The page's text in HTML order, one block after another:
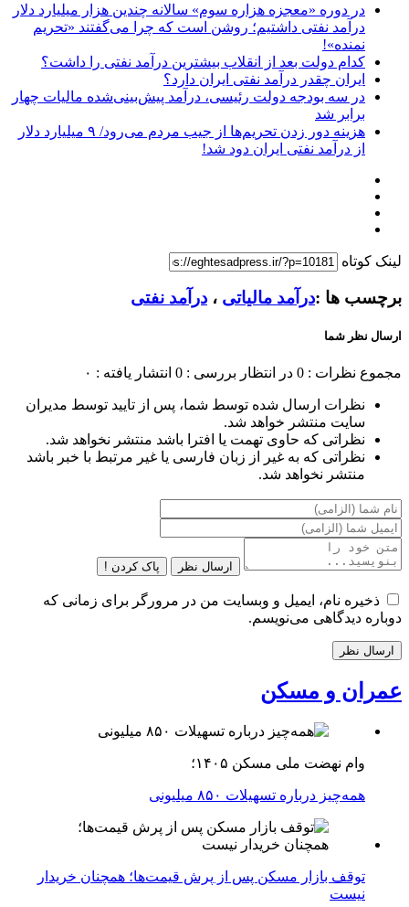
در دوره «معجزه هزاره سوم» سالانه چندین هزار میلیارد دلار
درآمد نفتی داشتیم؛ روشن است که چرا می‌گفتند «تحریم
نمنده»!
کدام دولت بعد از انقلاب بیشترین درآمد نفتی را داشت؟
ایران چقدر درآمد نفتی ایران دارد؟
در سه بودجه دولت رئیسی، درآمد پیش‌بینی‌شده مالیات چهار
برابر شد
هزینه دور زدن تحریم‌ها از جیب مردم می‌رود/ ۹ میلیارد دلار
از درآمد نفتی ایران دود شد!
لینک کوتاه
برچسب ها :درآمد مالیاتی ، درآمد نفتی
ارسال نظر شما
مجموع نظرات : 0 در انتظار بررسی : 0 انتشار یافته : ۰
نظرات ارسال شده توسط شما، پس از تایید توسط مدیران
سایت منتشر خواهد شد.
نظراتی که حاوی تهمت یا افترا باشد منتشر نخواهد شد.
نظراتی که به غیر از زبان فارسی یا غیر مرتبط با خبر باشد
منتشر نخواهد شد.
ارسال نظر پاک کردن !
ذخیره نام، ایمیل و وبسایت من در مرورگر برای زمانی که
دوباره دیدگاهی می‌نویسم.
عمران و مسکن
وام نهضت ملی مسکن ۱۴۰۵؛
همه‌چیز درباره تسهیلات ۸۵۰ میلیونی
توقف بازار مسکن پس از پرش قیمت‌ها؛ همچنان خریدار
نیست